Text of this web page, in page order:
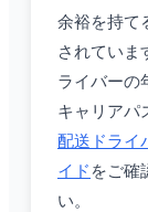
余裕を持て
されていま
ライバーの
キャリアパ
配送ドライ
イド をご確
い。